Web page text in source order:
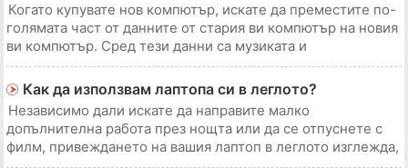
Когато купувате нов компютър, искате да преместите по-
голямата част от данните от стария ви компютър на новия
ви компютър. Сред тези данни са музиката и
видеоклиповете, които имате в iTunes. Можете да
прехвърлите библиотеката си от стария компютър на
новата машина. Това ви спестява неудобството да р
Как да използвам лаптопа си в леглото?
Независимо дали искате да направите малко
допълнителна работа през нощта или да се отпуснете с
филм, привеждането на вашия лаптоп в леглото изглежда,